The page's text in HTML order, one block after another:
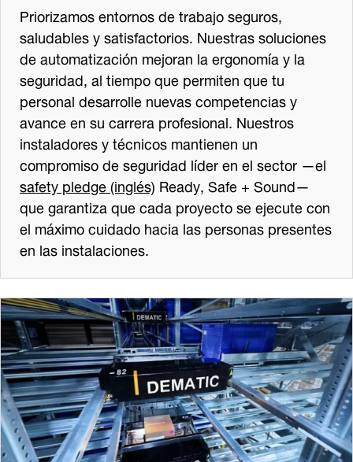
Priorizamos entornos de trabajo seguros,
saludables y satisfactorios. Nuestras soluciones
de automatización mejoran la ergonomía y la
seguridad, al tiempo que permiten que tu
personal desarrolle nuevas competencias y
avance en su carrera profesional. Nuestros
instaladores y técnicos mantienen un
compromiso de seguridad líder en el sector —el
safety pledge (inglés) Ready, Safe + Sound—
que garantiza que cada proyecto se ejecute con
el máximo cuidado hacia las personas presentes
en las instalaciones.